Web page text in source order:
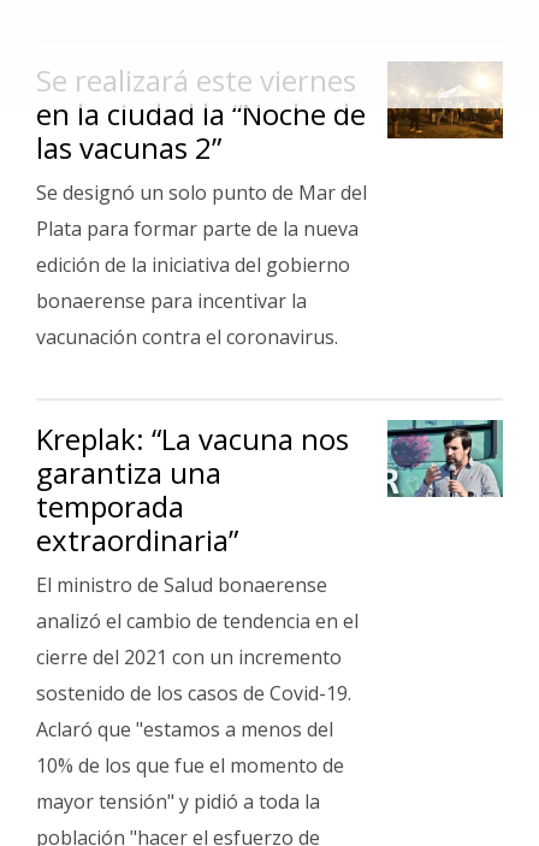
Clasificados
Fúnebres
Se realizará este viernes
en la ciudad la “Noche de
las vacunas 2”
Se designó un solo punto de Mar del
Plata para formar parte de la nueva
edición de la iniciativa del gobierno
bonaerense para incentivar la
vacunación contra el coronavirus.
Kreplak: “La vacuna nos
garantiza una
temporada
extraordinaria”
El ministro de Salud bonaerense
analizó el cambio de tendencia en el
cierre del 2021 con un incremento
sostenido de los casos de Covid-19.
Aclaró que "estamos a menos del
10% de los que fue el momento de
mayor tensión" y pidió a toda la
población "hacer el esfuerzo de